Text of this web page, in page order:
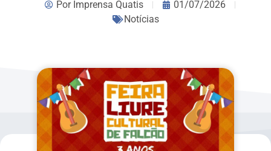
PorImprensa Quatis
01/07/2026
Notícias